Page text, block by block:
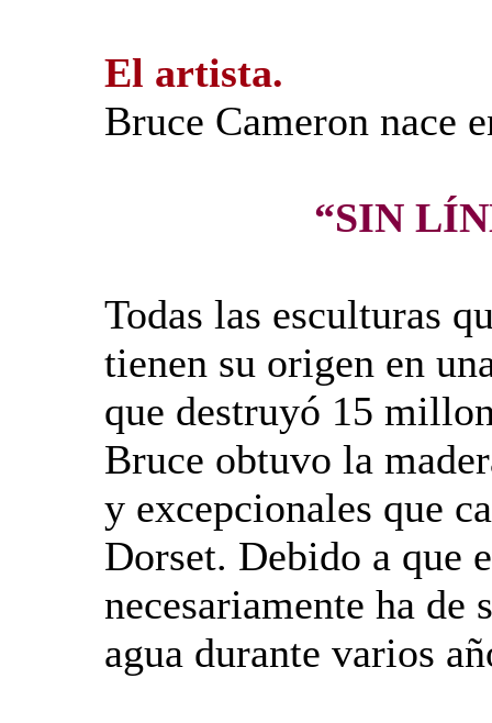
El artista.
Bruce Cameron nace
“SIN
Todas las esculturas
tienen su origen en
que destruyó 15
Bruce obtuvo la
y excepcionales que
Dorset. Debido a que
necesariamente ha de
agua durante varios